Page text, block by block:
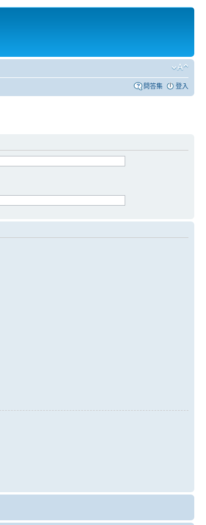
問答集 登入